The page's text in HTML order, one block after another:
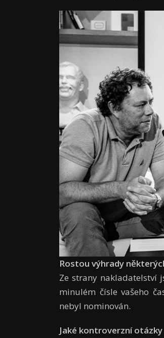
Rostou výhrady
Ze strany nakladatelství
minulém čísle vašeho
nebyl nominován.
Jaké kontroverzní